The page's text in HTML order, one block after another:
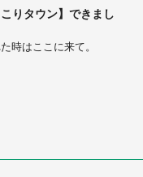
りタウン】できまし
時はここに来て。